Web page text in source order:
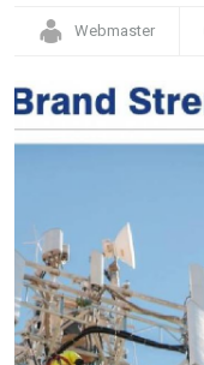
Webmaster